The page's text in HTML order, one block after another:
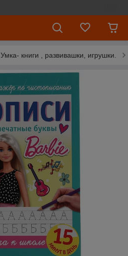
Умка- книги , развивашки, игрушки.